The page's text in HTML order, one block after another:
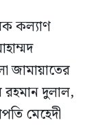
কল্যাণ
দুলাল,
মেহেদী